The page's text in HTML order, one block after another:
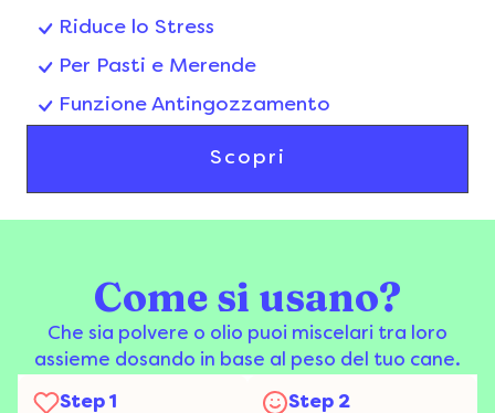
Riduce lo Stress
Per Pasti e Merende
Funzione Antingozzamento
Scopri
Come si usano?
Che sia polvere o olio puoi miscelari tra loro
assieme dosando in base al peso del tuo cane.
Step 1
Step 2